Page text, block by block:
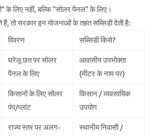
के लिए नहीं, बल्कि "सोलर पैनल" के लिए।
तो सरकार इन योजनाओं के तहत सब्सिडी देती है:
विवरण सब्सिडी किसे?
घरेलू छत पर सोलर
पैनल के लिए
आवासीय उपभोक्ता
(मीटर के नाम पर)
किसानों के लिए सोलर
पंप/प्लांट
किसान / व्यवसायिक
उपयोग
राज्य स्तर पर अलग-
स्थानीय निवासी /